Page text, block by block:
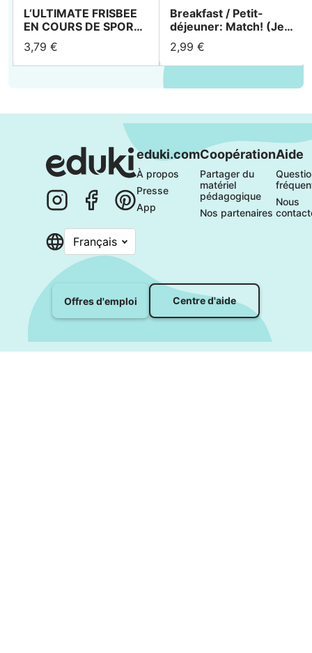
L‘ULTIMATE FRISBEE
EN COURS DE SPORT
& EN CLUB - CARTES
TECHNIQUES
3,79 €
Breakfast / Petit-
déjeuner: Match! (Jeu
pour le cours
d'anglais)
2,99 €
Français
eduki.com
À propos
Presse
App
Coopération
Partager du
matériel
pédagogique
Nos partenaires
Aide
Nous
Offres d'emploi Centre d'aide